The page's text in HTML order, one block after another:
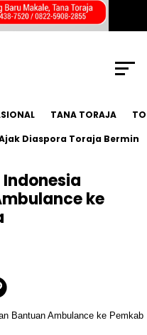
TANA TORAJA
Toraja Bermimpi
ke